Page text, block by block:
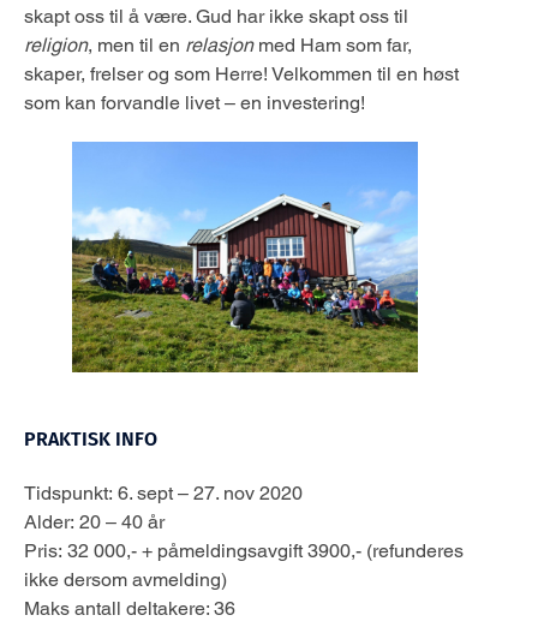
skapt oss til å være. Gud har ikke skapt oss til
religion, men til en relasjonmed Ham som far,
skaper, frelser og som Herre! Velkommen til en høst
som kan forvandle livet – en investering!
PRAKTISK INFO
Tidspunkt: 6. sept – 27. nov 2020
Alder: 20 – 40 år
Pris: 32 000,- + påmeldingsavgift 3900,- (refunderes
ikke dersom avmelding)
Maks antall deltakere: 36